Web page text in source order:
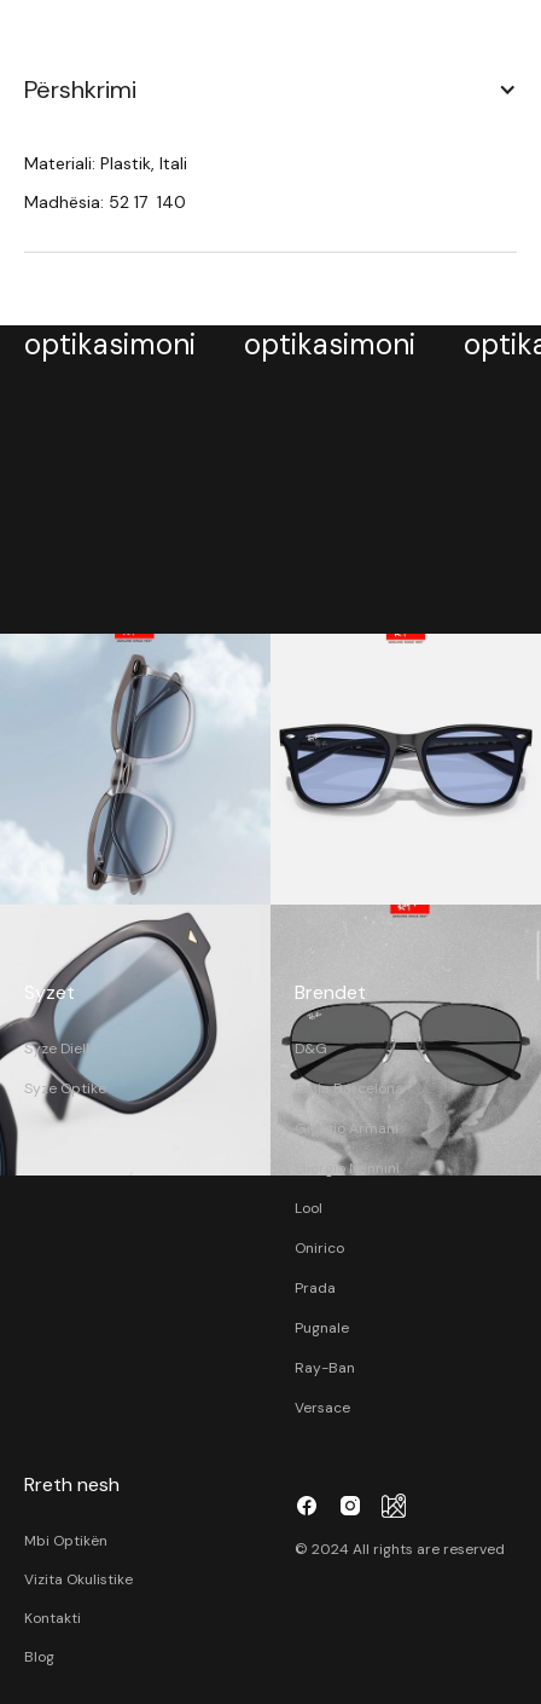
Përshkrimi
Materiali: Plastik, Itali
Madhësia: 52 17 140
optikasimoni optikasimoni
Syzet
Syze Dielli
Syze Optike
Brendet
D&G
Etnia Barcelona
Giorgio Armani
Giorgio Nannini
Lool
Onirico
Prada
Pugnale
Ray-Ban
Versace
Rreth nesh
Mbi Optikën
Vizita Okulistike
Kontakti
Blog
© 2024 All rights are reserved